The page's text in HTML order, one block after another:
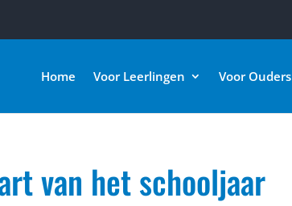
Home Voor Leerlingen Voor Ouders
van het schooljaar